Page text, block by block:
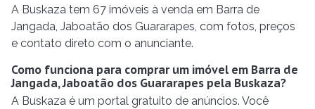
A Buskaza tem 67 imóveis à venda em Barra de
Jangada, Jaboatão dos Guararapes, com fotos, preços
e contato direto com o anunciante.
Como funciona para comprar um imóvel em Barra de
Jangada, Jaboatão dos Guararapes pela Buskaza?
A Buskaza é um portal gratuito de anúncios. Você